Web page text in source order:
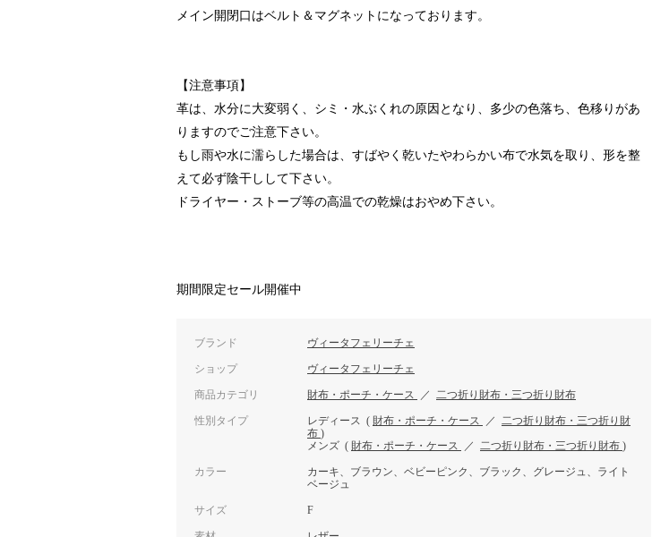
メイン開閉口はベルト＆マグネットになっております。
【注意事項】
革は、水分に大変弱く、シミ・水ぶくれの原因となり、多少の色落ち、色移りがあ
りますのでご注意下さい。
もし雨や水に濡らした場合は、すばやく乾いたやわらかい布で水気を取り、形を整
えて必ず陰干しして下さい。
ドライヤー・ストーブ等の高温での乾燥はおやめ下さい。
期間限定セール開催中
ブランド ヴィータフェリーチェ
ショップ ヴィータフェリーチェ
商品カテゴリ 財布・ポーチ・ケース ／ 二つ折り財布・三つ折り財布
性別タイプ レディース ( 財布・ポーチ・ケース ／ 二つ折り財布・三つ折り財
布 )
メンズ ( 財布・ポーチ・ケース ／ 二つ折り財布・三つ折り財布 )
カラー
カーキ、ブラウン、ベビーピンク、ブラック、グレージュ、ライト
ベージュ
サイズ F